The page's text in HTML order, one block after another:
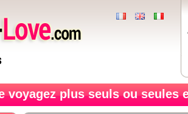
voyagez plus seuls ou seules